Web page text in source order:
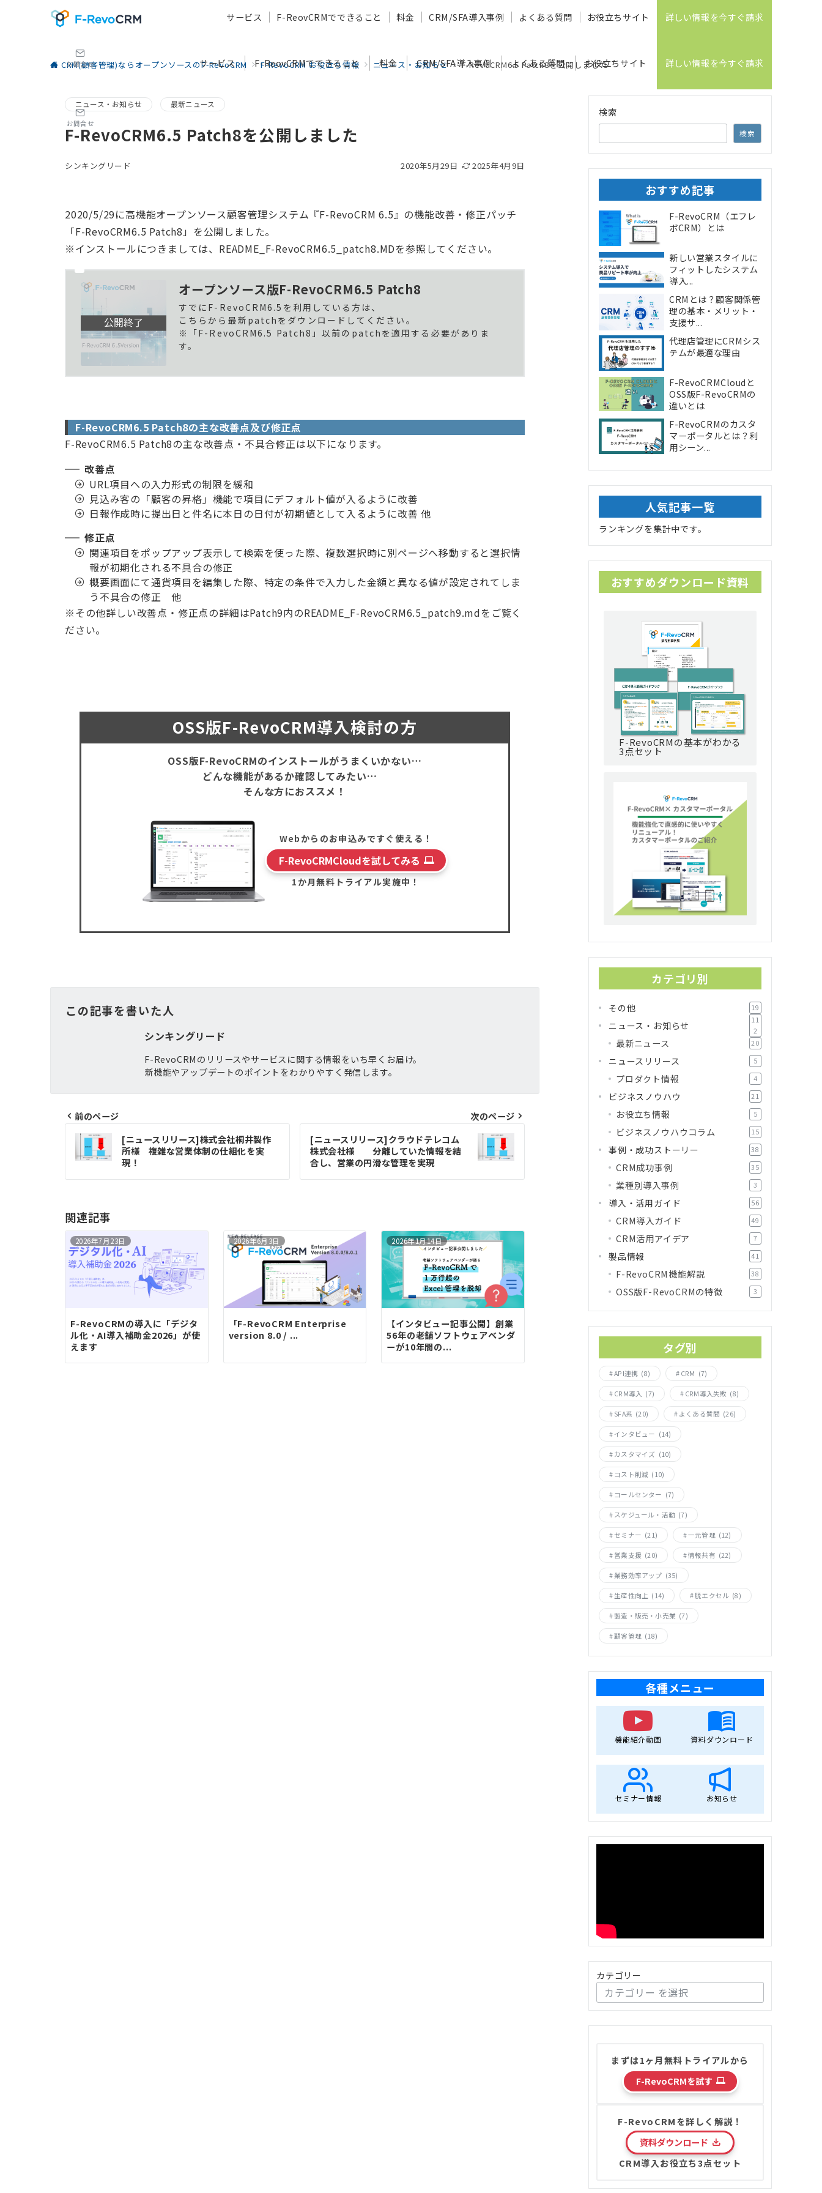
サービス F-ReovCRMでできること 料金 CRM/SFA導入事例 よくある質問 お役立ちサイト 詳しい情報を今すぐ請求
お問合せ
サービス F-ReovCRMでできること 料金 CRM/SFA導入事例 よくある質問 お役立ちサイト 詳しい情報を今すぐ請求
お問合せ
CRM(顧客管理)ならオープンソースのF-RevoCRM F-RevoCRM お役立ち情報 ニュース・お知らせ F-RevoCRM6.5 Patch8を公開しました
ニュース・お知らせ 最新ニュース
F-RevoCRM6.5 Patch8を公開しました
2020年5月29日 2025年4月9日
シンキングリード
2020/5/29に高機能オープンソース顧客管理システム『F-RevoCRM 6.5』の機能改善・修正パッチ
「F-RevoCRM6.5 Patch8」を公開しました。
※インストールにつきましては、README_F-RevoCRM6.5_patch8.MDを参照してください。
オープンソース版F-RevoCRM6.5 Patch8
すでにF-RevoCRM6.5を利用している方は、
こちらから最新patchをダウンロードしてください。
※「F-RevoCRM6.5 Patch8」以前のpatchを適用する必要がありま
す。
F-RevoCRM6.5 Patch8の主な改善点及び修正点
F-RevoCRM6.5 Patch8の主な改善点・不具合修正は以下になります。
改善点
URL項目への入力形式の制限を緩和
見込み客の「顧客の昇格」機能で項目にデフォルト値が入るように改善
日報作成時に提出日と件名に本日の日付が初期値として入るように改善 他
修正点
関連項目をポップアップ表示して検索を使った際、複数選択時に別ページへ移動すると選択情
報が初期化される不具合の修正
概要画面にて通貨項目を編集した際、特定の条件で入力した金額と異なる値が設定されてしま
う不具合の修正 他
※その他詳しい改善点・修正点の詳細はPatch9内のREADME_F-RevoCRM6.5_patch9.mdをご覧く
ださい。
OSS版F-RevoCRM導入検討の方
OSS版F-RevoCRMのインストールがうまくいかない…
どんな機能があるか確認してみたい…
そんな方におススメ！
Webからのお申込みですぐ使える！
F-RevoCRMCloudを試してみる
1か月無料トライアル実施中！
この記事を書いた人
シンキングリード
F-RevoCRMのリリースやサービスに関する情報をいち早くお届け。
新機能やアップデートのポイントをわかりやすく発信します。
投
稿
ゲ
ー
シ
ョ
ン
前のページ
[ニュースリリース]株式会社桐井製作
所様 複雑な営業体制の仕組化を実
現！
次のページ
[ニュースリリース]クラウドテレコム
株式会社様 分離していた情報を結
合し、営業の円滑な管理を実現
関連記事
2026年7月23日
F-RevoCRMの導入に「デジタ
ル化・AI導入補助金2026」が使
えます
2026年6月3日
「F-RevoCRM Enterprise
version 8.0 / ...
2026年1月14日
【インタビュー記事公開】創業
56年の老舗ソフトウェアベンダ
ーが10年間の...
検索
検索
おすすめ記事
F-RevoCRM（エフレ
ボCRM）とは
新しい営業スタイルに
フィットしたシステム
導入...
CRMとは？顧客関係管
理の基本・メリット・
支援サ...
代理店管理にCRMシス
テムが最適な理由
F-RevoCRMCloudと
OSS版F-RevoCRMの
違いとは
F-RevoCRMのカスタ
マーポータルとは？利
用シーン...
人気記事一覧
ランキングを集計中です。
おすすめダウンロード資料
F-RevoCRMの基本がわかる
3点セット
カテゴリ別
その他 19
ニュース・お知らせ
11
2
最新ニュース 20
ニュースリリース 5
プロダクト情報 4
ビジネスノウハウ 21
お役立ち情報 5
ビジネスノウハウコラム 15
事例・成功ストーリー 38
CRM成功事例 35
業種別導入事例 3
導入・活用ガイド 56
CRM導入ガイド 49
CRM活用アイデア 7
製品情報 41
F-RevoCRM機能解説 38
OSS版F-RevoCRMの特徴 3
タグ別
API連携 (8) CRM (7)
CRM導入 (7) CRM導入失敗 (8)
SFA系 (20) よくある質問 (26)
インタビュー (14)
カスタマイズ (10)
コスト削減 (10)
コールセンター (7)
スケジュール・活動 (7)
セミナー (21) 一元管理 (12)
営業支援 (20) 情報共有 (22)
業務効率アップ (35)
生産性向上 (14) 脱エクセル (8)
製造・販売・小売業 (7)
顧客管理 (18)
各種メニュー
機能紹介動画 資料ダウンロード
セミナー情報 お知らせ
カテゴリー
まずは1ヶ月無料トライアルから
F-RevoCRMを試す
F-RevoCRMを詳しく解説！
資料ダウンロード
CRM導入お役立ち3点セット